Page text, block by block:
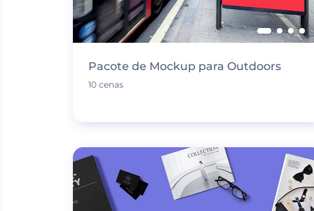
Pacote de Mockup para Outdoors
10 cenas